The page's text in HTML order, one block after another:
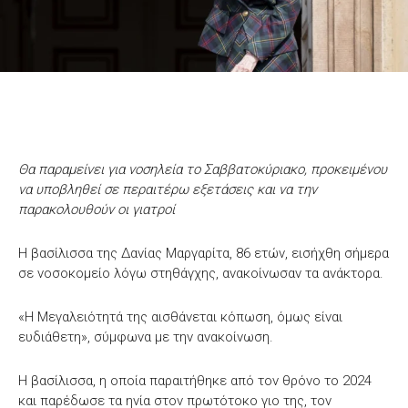
Θα παραμείνει για νοσηλεία το Σαββατοκύριακο, προκειμένου
να υποβληθεί σε περαιτέρω εξετάσεις και να την
παρακολουθούν οι γιατροί
Η βασίλισσα της Δανίας Μαργαρίτα, 86 ετών, εισήχθη σήμερα
σε νοσοκομείο λόγω στηθάγχης, ανακοίνωσαν τα ανάκτορα.
«Η Μεγαλειότητά της αισθάνεται κόπωση, όμως είναι
ευδιάθετη», σύμφωνα με την ανακοίνωση.
Η βασίλισσα, η οποία παραιτήθηκε από τον θρόνο το 2024
και παρέδωσε τα ηνία στον πρωτότοκο γιο της, τον